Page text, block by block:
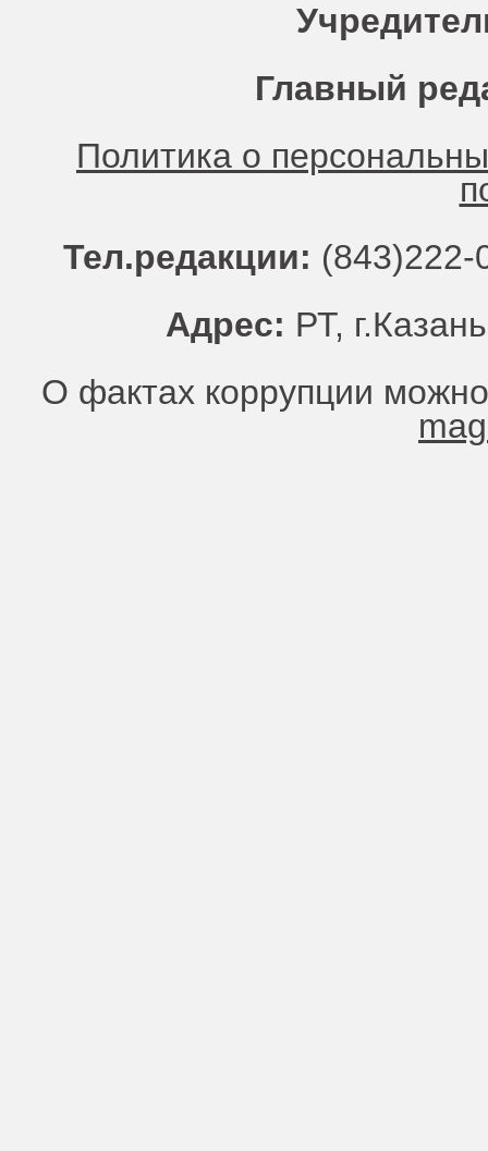
Главный
Политика о
Тел.редакции:
Адрес: РТ,
О фактах коррупции